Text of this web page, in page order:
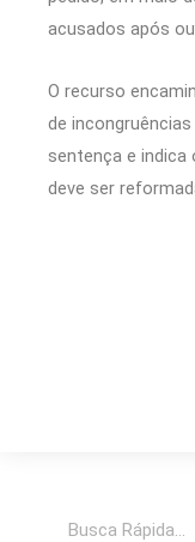
acusados após
O recurso
de
sentença e
deve ser